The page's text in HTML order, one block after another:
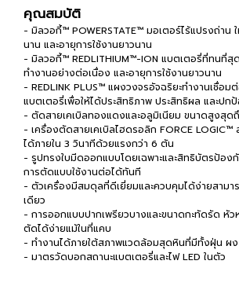
คุณสมบัติ
- มิลวอกี้™ POWERSTATE™ มอเตอร์ไร้แปรงถ่าน
นาน และอายุการใช้งานยาวนาน
- มิลวอกี้™ REDLITHIUM™-ION แบตเตอรี่ที่ทนที่สุ
ทำงานอย่างต่อเนื่อง และอายุการใช้งานยาวนาน
- REDLINK PLUS™ แผงวงจรอัจฉริยะทำงานเชื่อม
แบตเตอรี่เพื่อให้ได้ประสิทธิภาพ ประสิทธิผล และปก
- ตัดสายเคเบิลทองแดงและอลูมิเนียม ขนาดสูงสุด
- เครื่องตัดสายเคเบิลไฮดรอลิก FORCE LOGIC™
ได้ภายใน 3 วินาทีด้วยแรงกว่า 6 ตัน
- รูปทรงใบมีดออกแบบโดยเฉพาะและสิทธิบัตรป้อง
การตัดแบบใช้งานต่อได้ทันที
- ตัวเครื่องมีสมดุลที่ดีเยี่ยมและควบคุมได้ง่ายสามา
เดียว
- การออกแบบปากเพรียวบางและขนาดกะทัดรัด หัว
ตัดได้ง่ายแม้ในที่แคบ
- ทำงานได้ภายใต้สภาพแวดล้อมสุดหินที่มีทั้งฝุ่น ผง
- มาตรวัดบอกสถานะแบตเตอรี่และไฟ LED ในตัว